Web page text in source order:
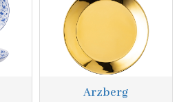
Arzberg